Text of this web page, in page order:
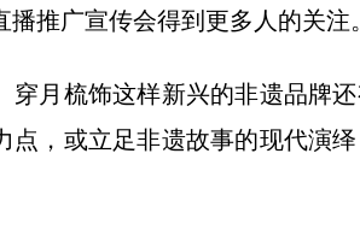
播推广宣传会得到更多人的关注
月梳饰这样新兴的非遗品牌还
点，或立足非遗故事的现代演